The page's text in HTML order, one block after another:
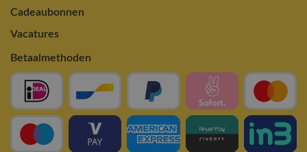
Cadeaubonnen
Vacatures
Betaalmethoden